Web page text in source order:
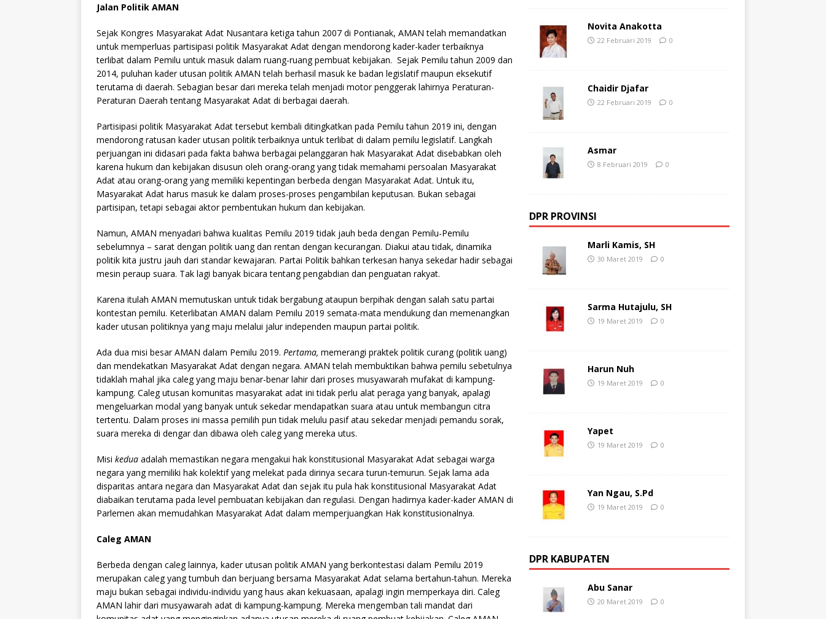
Jalan Politik AMAN
Sejak Kongres Masyarakat Adat Nusantara ketiga tahun 2007 di Pontianak, AMAN telah memandatkan
untuk memperluas partisipasi politik Masyarakat Adat dengan mendorong kader-kader terbaiknya
terlibat dalam Pemilu untuk masuk dalam ruang-ruang pembuat kebijakan. Sejak Pemilu tahun 2009 dan
2014, puluhan kader utusan politik AMAN telah berhasil masuk ke badan legislatif maupun eksekutif
terutama di daerah. Sebagian besar dari mereka telah menjadi motor penggerak lahirnya Peraturan-
Peraturan Daerah tentang Masyarakat Adat di berbagai daerah.
Partisipasi politik Masyarakat Adat tersebut kembali ditingkatkan pada Pemilu tahun 2019 ini, dengan
mendorong ratusan kader utusan politik terbaiknya untuk terlibat di dalam pemilu legislatif. Langkah
perjuangan ini didasari pada fakta bahwa berbagai pelanggaran hak Masyarakat Adat disebabkan oleh
karena hukum dan kebijakan disusun oleh orang-orang yang tidak memahami persoalan Masyarakat
Adat atau orang-orang yang memiliki kepentingan berbeda dengan Masyarakat Adat. Untuk itu,
Masyarakat Adat harus masuk ke dalam proses-proses pengambilan keputusan. Bukan sebagai
partisipan, tetapi sebagai aktor pembentukan hukum dan kebijakan.
Namun, AMAN menyadari bahwa kualitas Pemilu 2019 tidak jauh beda dengan Pemilu-Pemilu
sebelumnya – sarat dengan politik uang dan rentan dengan kecurangan. Diakui atau tidak, dinamika
politik kita justru jauh dari standar kewajaran. Partai Politik bahkan terkesan hanya sekedar hadir sebagai
mesin peraup suara. Tak lagi banyak bicara tentang pengabdian dan penguatan rakyat.
Karena itulah AMAN memutuskan untuk tidak bergabung ataupun berpihak dengan salah satu partai
kontestan pemilu. Keterlibatan AMAN dalam Pemilu 2019 semata-mata mendukung dan memenangkan
kader utusan politiknya yang maju melalui jalur independen maupun partai politik.
Ada dua misi besar AMAN dalam Pemilu 2019. Pertama, memerangi praktek politik curang (politik uang)
dan mendekatkan Masyarakat Adat dengan negara. AMAN telah membuktikan bahwa pemilu sebetulnya
tidaklah mahal jika caleg yang maju benar-benar lahir dari proses musyawarah mufakat di kampung-
kampung. Caleg utusan komunitas masyarakat adat ini tidak perlu alat peraga yang banyak, apalagi
mengeluarkan modal yang banyak untuk sekedar mendapatkan suara atau untuk membangun citra
tertentu. Dalam proses ini massa pemilih pun tidak melulu pasif atau sekedar menjadi pemandu sorak,
suara mereka di dengar dan dibawa oleh caleg yang mereka utus.
Misi kedua adalah memastikan negara mengakui hak konstitusional Masyarakat Adat sebagai warga
negara yang memiliki hak kolektif yang melekat pada dirinya secara turun-temurun. Sejak lama ada
disparitas antara negara dan Masyarakat Adat dan sejak itu pula hak konstitusional Masyarakat Adat
diabaikan terutama pada level pembuatan kebijakan dan regulasi. Dengan hadirnya kader-kader AMAN di
Parlemen akan memudahkan Masyarakat Adat dalam memperjuangkan Hak konstitusionalnya.
Caleg AMAN
Berbeda dengan caleg lainnya, kader utusan politik AMAN yang berkontestasi dalam Pemilu 2019
merupakan caleg yang tumbuh dan berjuang bersama Masyarakat Adat selama bertahun-tahun. Mereka
maju bukan sebagai individu-individu yang haus akan kekuasaan, apalagi ingin memperkaya diri. Caleg
AMAN lahir dari musyawarah adat di kampung-kampung. Mereka mengemban tali mandat dari
Novita Anakotta
22 Februari 2019 0
Chaidir Djafar
22 Februari 2019 0
Asmar
8 Februari 2019 0
DPR PROVINSI
Marli Kamis, SH
30 Maret 2019 0
Sarma Hutajulu, SH
19 Maret 2019 0
Harun Nuh
19 Maret 2019 0
Yapet
19 Maret 2019 0
Yan Ngau, S.Pd
19 Maret 2019 0
DPR KABUPATEN
Abu Sanar
20 Maret 2019 0